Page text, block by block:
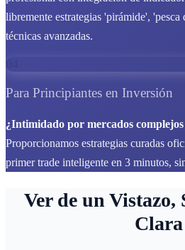
libremente estrategias 'pirámide',
técnicas avanzadas.
Para Principiantes en Inversión
¿Intimidado por mercados
Proporcionamos estrategias curadas
primer trade inteligente en 3 minutos,
Ver de un
Clara